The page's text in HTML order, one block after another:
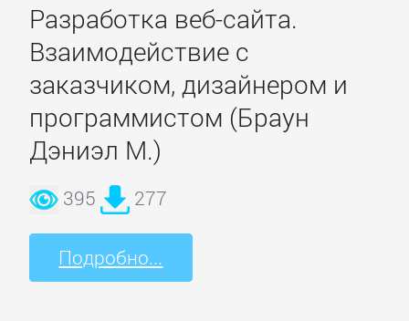
Разработка веб-сайта.
Взаимодействие с
заказчиком, дизайнером и
программистом (Браун
Дэниэл М.)
395 277
Подробно...
Литература
20
века
Мифы.
Легенды.
Эпос
Русская
классика